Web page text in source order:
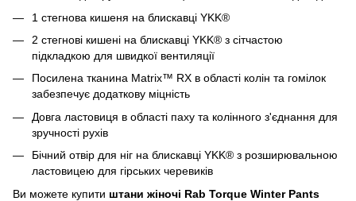
1 стегнова кишеня на блискавці YKK®
2 стегнові кишені на блискавці YKK® з сітчастою
підкладкою для швидкої вентиляції
Посилена тканина Matrix™ RX в області колін та гомілок
забезпечує додаткову міцність
Довга ластовиця в області паху та колінного з'єднання для
зручності рухів
Бічний отвір для ніг на блискавці YKK® з розширювальною
ластовицею для гірських черевиків
Ви можете купити штани жіночі Rab Torque Winter Pants